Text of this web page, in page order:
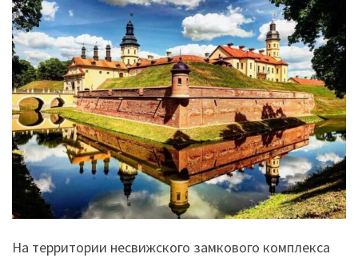
На территории несвижского замкового комплекса